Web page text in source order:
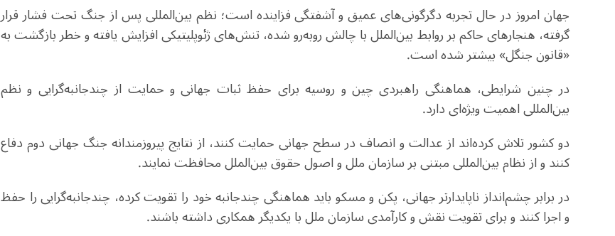
جهان امروز در حال تجربه دگرگونی‌های عمیق و آشفتگی فزاینده است؛ نظم بین‌المللی پس از جنگ تحت فشار قرار
گرفته، هنجارهای حاکم بر روابط بین‌الملل با چالش روبه‌رو شده، تنش‌های ژئوپلیتیکی افزایش یافته و خطر بازگشت به
«قانون جنگل» بیشتر شده است.
در چنین شرایطی، هماهنگی راهبردی چین و روسیه برای حفظ ثبات جهانی و حمایت از چندجانبه‌گرایی و نظم
بین‌المللی اهمیت ویژه‌ای دارد.
دو کشور تلاش کرده‌اند از عدالت و انصاف در سطح جهانی حمایت کنند، از نتایج پیروزمندانه جنگ جهانی دوم دفاع
کنند و از نظام بین‌المللی مبتنی بر سازمان ملل و اصول حقوق بین‌الملل محافظت نمایند.
در برابر چشم‌انداز ناپایدارتر جهانی، پکن و مسکو باید هماهنگی چندجانبه خود را تقویت کرده، چندجانبه‌گرایی را حفظ
و اجرا کنند و برای تقویت نقش و کارآمدی سازمان ملل با یکدیگر همکاری داشته باشند.